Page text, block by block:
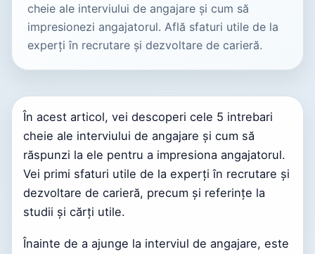
cheie ale interviului de angajare și cum să
impresionezi angajatorul. Află sfaturi utile de la
experți în recrutare și dezvoltare de carieră.
În acest articol, vei descoperi cele 5 intrebari
cheie ale interviului de angajare și cum să
răspunzi la ele pentru a impresiona angajatorul.
Vei primi sfaturi utile de la experți în recrutare și
dezvoltare de carieră, precum și referințe la
studii și cărți utile.
Înainte de a ajunge la interviul de angajare, este